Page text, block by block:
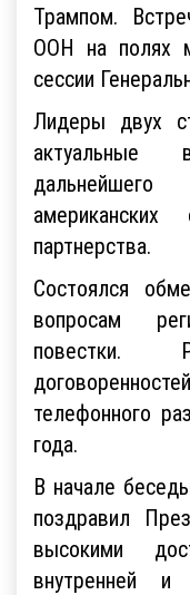
Трампом.
ООН на полях
сессии
Лидеры двух
актуальные
американских
партнерства.
Состоялся
вопросам
повестки.
телефонного
года.
В начале
поздравил
высокими
внутренней и